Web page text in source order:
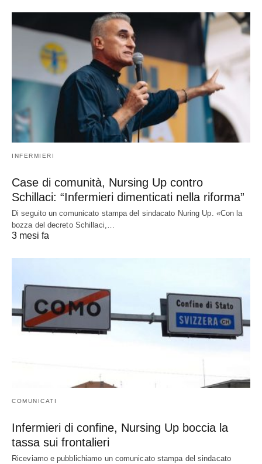
INFERMIERI
Case di comunità, Nursing Up contro
Schillaci: “Infermieri dimenticati nella riforma”
Di seguito un comunicato stampa del sindacato Nuring Up. «Con la
bozza del decreto Schillaci,…
3 mesi fa
COMUNICATI
Infermieri di confine, Nursing Up boccia la
tassa sui frontalieri
Riceviamo e pubblichiamo un comunicato stampa del sindacato